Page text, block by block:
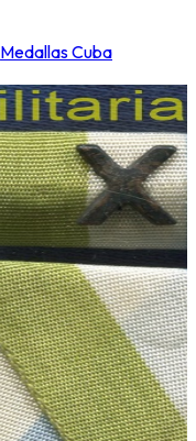
Medallas Cuba